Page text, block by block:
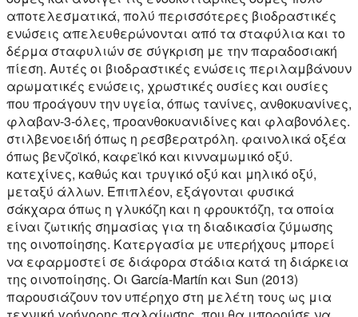
αποτελεσματικά, πολύ περισσότερες βιοδραστικές
ενώσεις απελευθερώνονται από τα σταφύλια και το
δέρμα σταφυλιών σε σύγκριση με την παραδοσιακή
πίεση. Αυτές οι βιοδραστικές ενώσεις περιλαμβάνουν
αρωματικές ενώσεις, χρωστικές ουσίες και ουσίες
που προάγουν την υγεία, όπως τανίνες, ανθοκυανίνες,
φλαβαν-3-όλες, προανθοκυανιδίνες και φλαβονόλες.
στιλβενοειδή όπως η ρεσβερατρόλη. φαινολικά οξέα
όπως βενζοϊκό, καφεϊκό και κινναμωμικό οξύ.
κατεχίνες, καθώς και τρυγικό οξύ και μηλικό οξύ,
μεταξύ άλλων. Επιπλέον, εξάγονται φυσικά
σάκχαρα όπως η γλυκόζη και η φρουκτόζη, τα οποία
είναι ζωτικής σημασίας για τη διαδικασία ζύμωσης
της οινοποίησης. Κατεργασία με υπερήχους μπορεί
να εφαρμοστεί σε διάφορα στάδια κατά τη διάρκεια
της οινοποίησης. Οι García-Martín και Sun (2013)
παρουσιάζουν τον υπέρηχο στη μελέτη τους ως μια